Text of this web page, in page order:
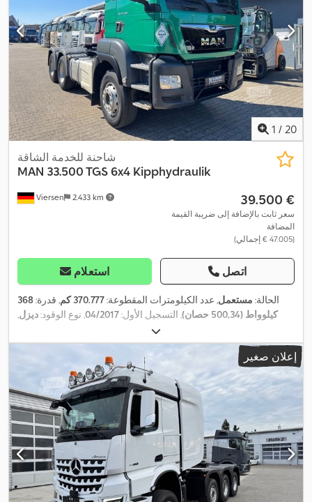
1 / 20
Viersen 2.433 km
شاحنة للخدمة الشاقة
MAN 33.500 TGS 6x4 Kipphydraulik
‏39.500 €
سعر ثابت بالإضافة إلى ضريبة القيمة
المضافة
(‏47.005 € إجمالي)
استعلام اتصل
الحالة: مستعمل, عدد الكيلومترات المقطوعة:370.777 كم , قدرة:368
كيلوواط (500,34 حصان)
, التسجيل الأول:04/2017, نوع الوقود:ديزل,
, تكوين المحور:
(TÜV):02/2026 , لون:أخضر, نوع التروس:تلقائي, فئة الانبعاثات:يورو 6 ,
إعلان صغير